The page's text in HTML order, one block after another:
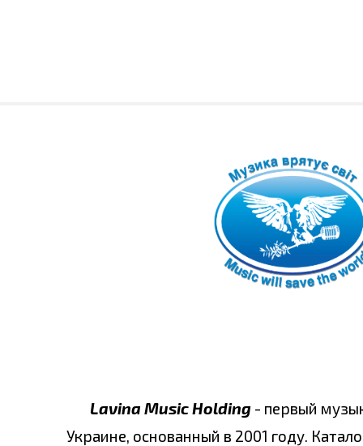
Lavina Music Holding - первый
Украине, основанный в 2001 году.